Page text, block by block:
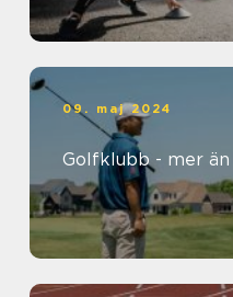
09. maj 2024
Golfklubb - mer